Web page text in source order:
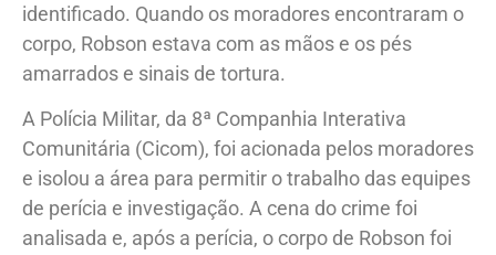
identificado. Quando os moradores encontraram o
corpo, Robson estava com as mãos e os pés
amarrados e sinais de tortura.
A Polícia Militar, da 8ª Companhia Interativa
Comunitária (Cicom), foi acionada pelos moradores
e isolou a área para permitir o trabalho das equipes
de perícia e investigação. A cena do crime foi
analisada e, após a perícia, o corpo de Robson foi